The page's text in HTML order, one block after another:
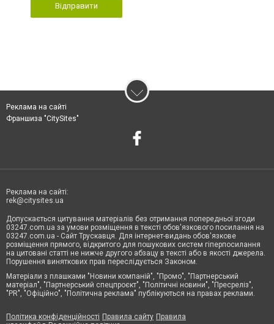
Відправити
Реклама на сайті
Франшиза "CitySites"
Реклама на сайті:
rek@citysites.ua
Допускається цитування матеріалів без отримання попередньої згоди
03247.com.ua за умови розміщення в тексті обов'язкового посилання на
03247.com.ua - Сайт Трускавця. Для інтернет-видань обов'язкове
розміщення прямого, відкритого для пошукових систем гіперпосилання
на цитовані статті не нижче другого абзацу в тексті або в якості джерела.
Порушення виняткових прав переслідується Законом.
Матеріали з плашками "Новини компаній", "Промо", "Партнерський
матеріал", "Партнерський спецпроєкт", "Політичні новини", "Пресреліз",
"PR", "Офіційно", "Політична реклама" публікуються на правах реклами.
Політика конфіденційності Правила сайту Правила